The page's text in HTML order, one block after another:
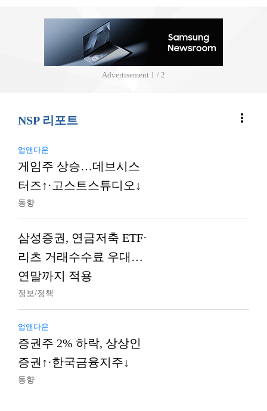
Advertisement 2 / 2
NSP 리포트 more_vert
업앤다운
게임주 상승…데브시스
터즈↑·고스트스튜디오↓
동향
삼성증권, 연금저축 ETF·
리츠 거래수수료 우대…
연말까지 적용
정보/정책
업앤다운
증권주 2% 하락, 상상인
증권↑·한국금융지주↓
동향